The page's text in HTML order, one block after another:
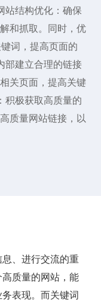
站结构优化：确保
和抓取。同时，优
词，提高页面的
部建立合理的链接
关页面，提高关键
积极获取高质量的
质量网站链接，以
、进行交流的重
质量的网站，能
表现。而关键词